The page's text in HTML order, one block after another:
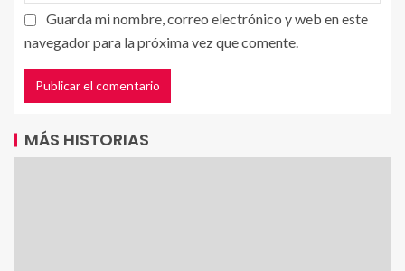
Guarda mi nombre, correo electrónico y web en este
navegador para la próxima vez que comente.
MÁS HISTORIAS